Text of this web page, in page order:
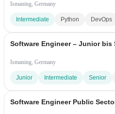
Ismaning, Germany
Intermediate Python DevOps
Software Engineer – Junior bis
Ismaning, Germany
Junior Intermediate Senior
Software Engineer Public